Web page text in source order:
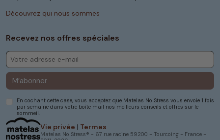
Vie privée | Termes
Matelas No Stress® - 67 rue racine 59200 - Tourcoing - France -
Découvrez qui nous sommes
Recevez nos offres spéciales
M’abonner
En cochant cette case, vous acceptez que Matelas No Stress vous envoie 1 fois
par semaine dans votre boîte mail nos meilleurs conseils et offres sur le
sommeil.